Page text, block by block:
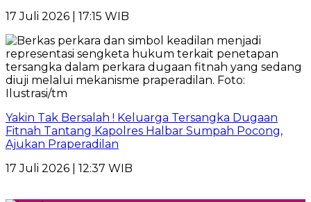
17 Juli 2026 | 17:15 WIB
Yakin Tak Bersalah ! Keluarga Tersangka Dugaan
Fitnah Tantang Kapolres Halbar Sumpah Pocong,
Ajukan Praperadilan
17 Juli 2026 | 12:37 WIB